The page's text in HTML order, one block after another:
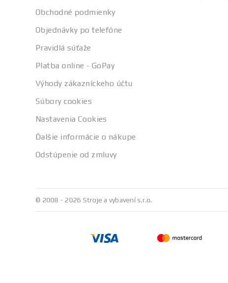
Obchodné podmienky
Objednávky po telefóne
Pravidlá súťaže
Platba online - GoPay
Výhody zákazníckeho účtu
Súbory cookies
Nastavenia Cookies
Ďalšie informácie o nákupe
Odstúpenie od zmluvy
© 2008 - 2026 Stroje a vybavení s.r.o.